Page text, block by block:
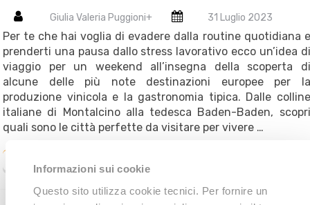
Informazioni sui cookie
Questo sito utilizza cookie tecnici. Per fornire un
Giulia Valeria Puggioni+ 31 Luglio 2023
Per te che hai voglia di evadere dalla routine quotidiana e
prenderti una pausa dallo stress lavorativo ecco un’idea di
viaggio per un weekend all’insegna della scoperta di
alcune delle più note destinazioni europee per la
produzione vinicola e la gastronomia tipica. Dalle colline
italiane di Montalcino alla tedesca Baden-Baden, scopri
quali sono le città perfette da visitare per vivere …